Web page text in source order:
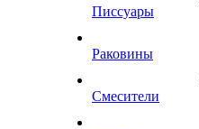
Писсуары
Раковины
Смесители